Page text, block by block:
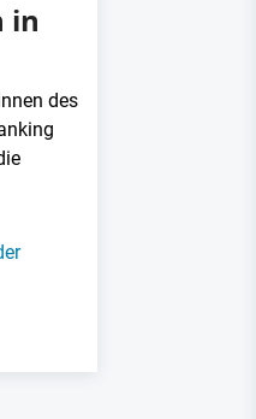
in
des